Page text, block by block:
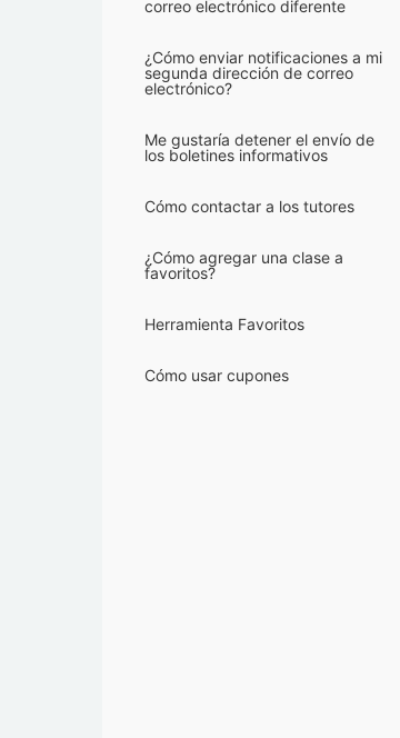
correo electrónico diferente
¿Cómo enviar notificaciones a mi
segunda dirección de correo
electrónico?
Me gustaría detener el envío de
los boletines informativos
Cómo contactar a los tutores
¿Cómo agregar una clase a
favoritos?
Herramienta Favoritos
Cómo usar cupones